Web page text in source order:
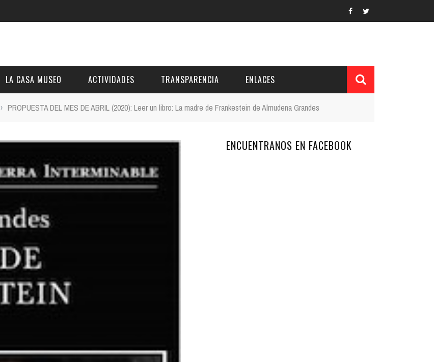
LA CASA MUSEO
VIDEOS
GALERÍA
FOTOMONTAJES
ACTIVIDADES
OTRAS ACTIVIDADES DE ÁMBITO COMARCAL Y PROVINCIAL
TRANSPARENCIA
REUNIONES Y ACUERDOS DEL PATRONATO
PRESUPUESTO Y CUENTAS ANUALES
OTRA INFORMACIÓN DE INTERÉS
ENLACES
› PROPUESTA DEL MES DE ABRIL (2020): Leer un libro: La madre de Frankestein de Almudena Grandes
ENCUENTRANOS EN FACEBOOK